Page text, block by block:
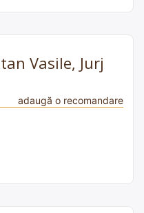
Vasile, Jurj
adaugă o recomandare